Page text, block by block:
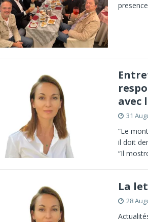
avec
31
“Le
il doit
“Il
La
28